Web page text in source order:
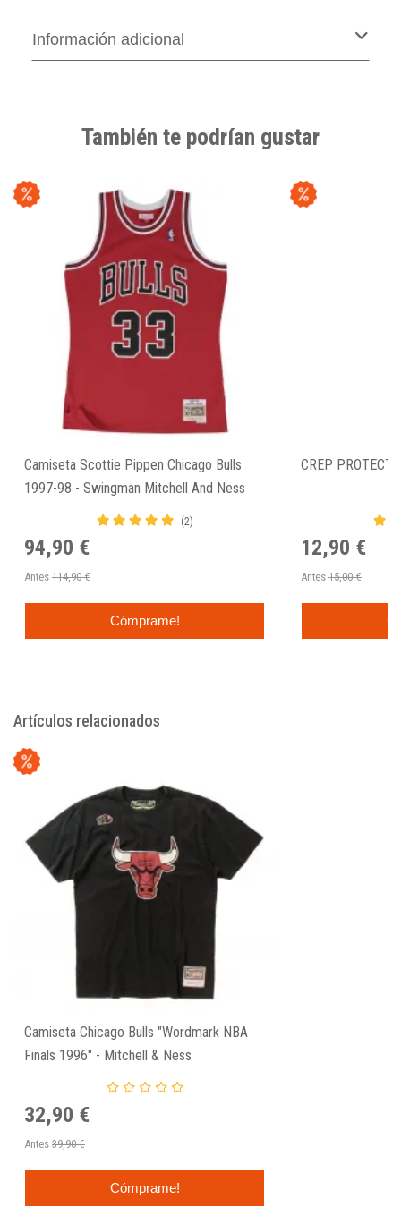
Información adicional
También te podrían gustar
Camiseta Scottie Pippen Chicago Bulls
1997-98 - Swingman Mitchell And Ness
(2)
94,90 €
Antes 114,90 €
Cómprame!
CREP PROTECT
12,90 €
Antes 15,00 €
Artículos relacionados
Camiseta Chicago Bulls "Wordmark NBA
Finals 1996" - Mitchell & Ness
32,90 €
Antes 39,90 €
Cómprame!